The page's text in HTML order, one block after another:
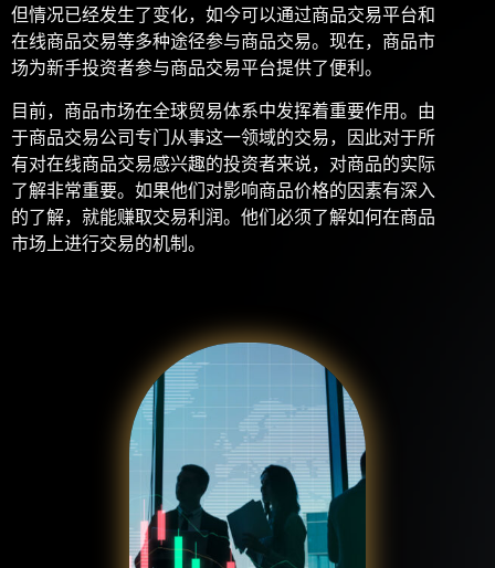
但情况已经发生了变化，如今可以通过商品交易平台和
在线商品交易等多种途径参与商品交易。现在，商品市
场为新手投资者参与商品交易平台提供了便利。
目前，商品市场在全球贸易体系中发挥着重要作用。由
于商品交易公司专门从事这一领域的交易，因此对于所
有对在线商品交易感兴趣的投资者来说，对商品的实际
了解非常重要。如果他们对影响商品价格的因素有深入
的了解，就能赚取交易利润。他们必须了解如何在商品
市场上进行交易的机制。